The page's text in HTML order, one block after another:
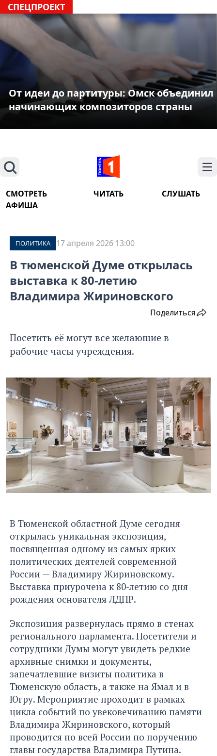
СПЕЦПРОЕКТ
От идеи до партитуры: Омск объединил
начинающих композиторов страны
Поиск
СМОТРЕТЬ ЧИТАТЬ
СЛУШАТЬ
АФИША
ПОЛИТИКА 17 апреля 2026 13:00
В тюменской Думе открылась
выставка к 80-летию
Владимира Жириновского
Поделиться
Посетить её могут все желающие в
рабочие часы учреждения.
В Тюменской областной Думе сегодня
открылась уникальная экспозиция,
посвященная одному из самых ярких
политических деятелей современной
России — Владимиру Жириновскому.
Выставка приурочена к 80-летию со дня
рождения основателя ЛДПР.
Экспозиция развернулась прямо в стенах
регионального парламента. Посетители и
сотрудники Думы могут увидеть редкие
архивные снимки и документы,
запечатлевшие визиты политика в
Тюменскую область, а также на Ямал и в
Югру. Мероприятие проходит в рамках
цикла событий по увековечиванию памяти
Владимира Жириновского, который
проводится по всей России по поручению
главы государства Владимира Путина.